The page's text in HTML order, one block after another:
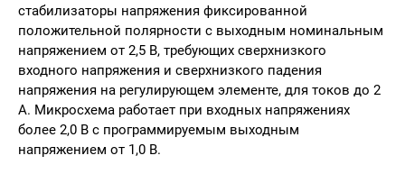
стабилизаторы напряжения фиксированной
положительной полярности с выходным номинальным
напряжением от 2,5 В, требующих сверхнизкого
входного напряжения и сверхнизкого падения
напряжения на регулирующем элементе, для токов до 2
А. Микросхема работает при входных напряжениях
более 2,0 В с программируемым выходным
напряжением от 1,0 В.